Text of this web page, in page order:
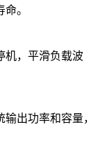
。
机，平滑负载波
出功率和容量，